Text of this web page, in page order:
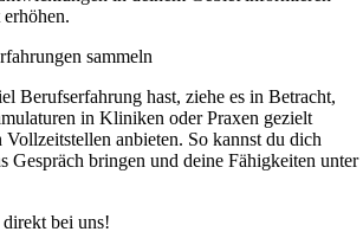
sammeln
Berufserfahrung hast, ziehe es in Betracht,
in Kliniken oder Praxen gezielt
Vollzeitstellen anbieten. So kannst du dich
Gespräch bringen und deine Fähigkeiten unter
bei uns!